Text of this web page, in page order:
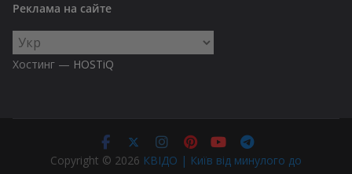
Реклама на сайте
Выбрать
язык
Хостинг — HOSTiQ
Copyright © 2026 КВІДО | Київ від минулого до